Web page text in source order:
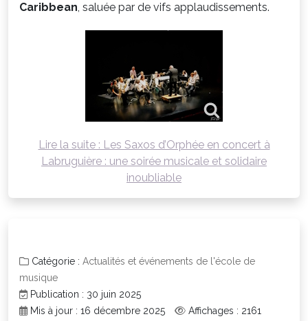
Caribbean, saluée par de vifs applaudissements.
Lire la suite : Les Saxos d’Orphée en concert à
Labruguière : une soirée musicale et solidaire
inoubliable
Catégorie : Actualités et événements de l'école de
musique
Publication : 30 juin 2025
Mis à jour : 16 décembre 2025
Affichages : 2161